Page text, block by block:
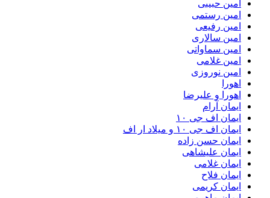
امین حبیبی
امین رستمی
امین رفیعی
امین سالاری
امین سماواتی
امین غلامی
امین نوروزی
اهورا
اهورا و علیرضا
ایمان آرام
ایمان اف جی ۱۰
ایمان اف جی ۱۰ و میلاد ار اف
ایمان حسن زاده
ایمان علیشاهی
ایمان غلامی
ایمان فلاح
ایمان کریمی